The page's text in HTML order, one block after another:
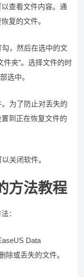
查看文件内容。通
复的文件。
，然后在选中的文
件夹”。选择文件的时
选中。
为了防止对丢失的
到正在恢复文件的
关闭软件。
方法教程
：
Data
除或丢失的文件。